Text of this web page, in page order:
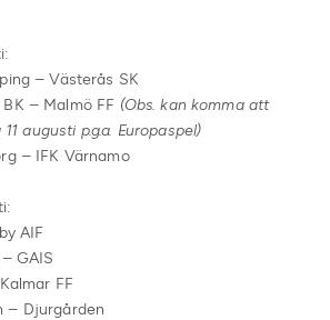
– Västerås SK
– Malmö FF (Obs. kan komma att
augusti p.g.a. Europaspel)
– IFK Värnamo
AIF
GAIS
FF
– Djurgården